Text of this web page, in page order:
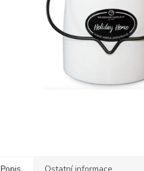
Popis Ostatní informace